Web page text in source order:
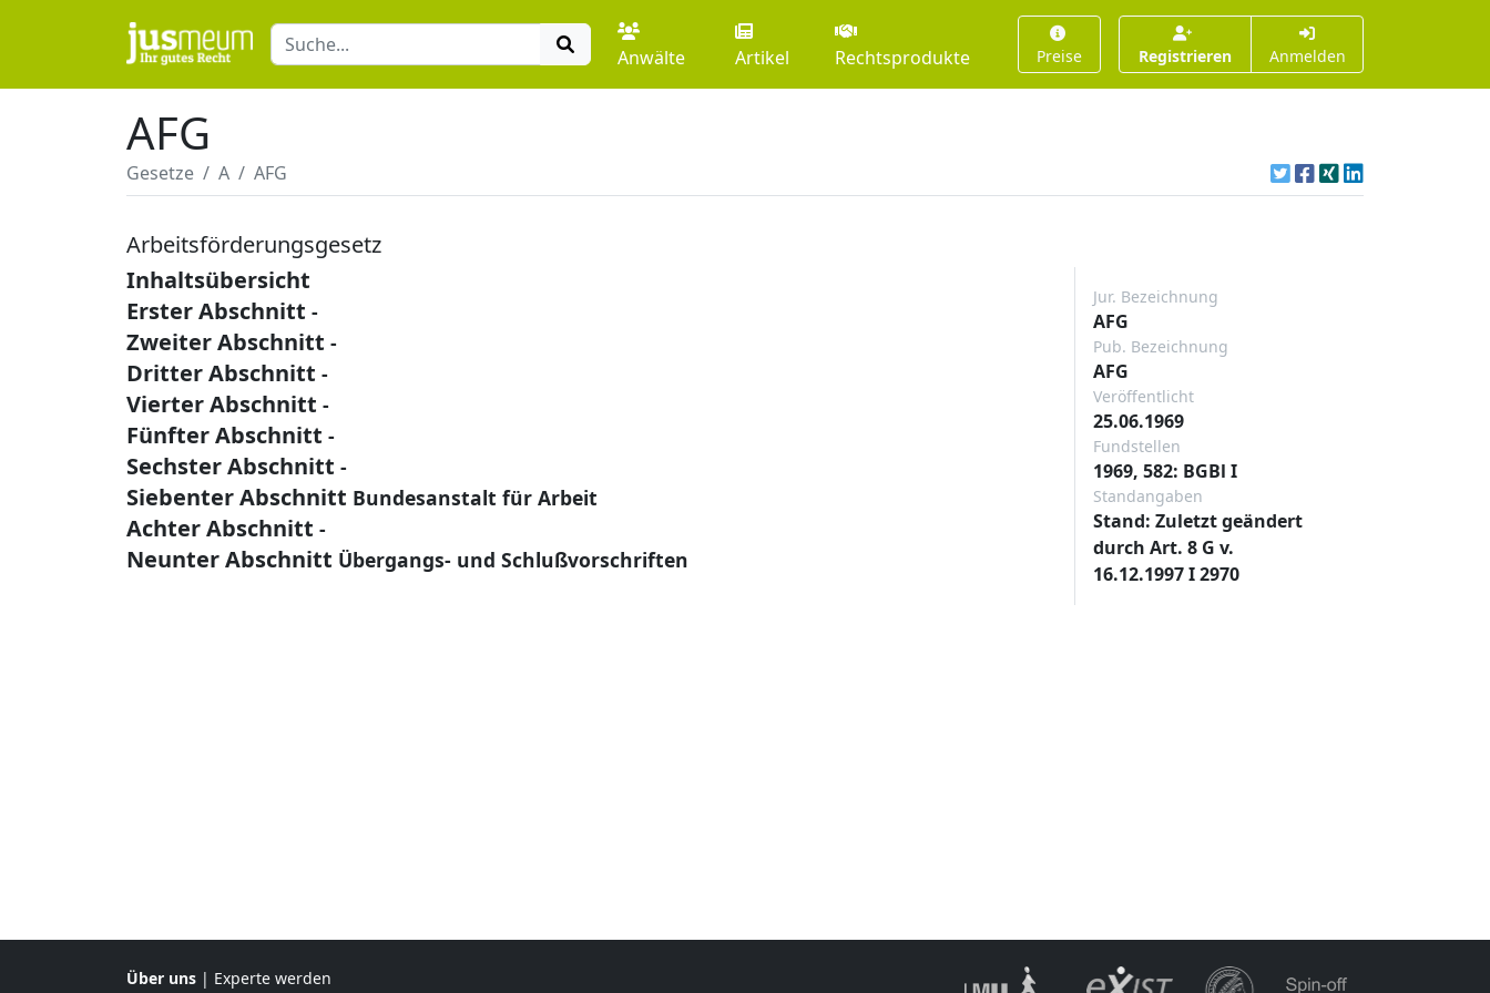
Anwälte Artikel Rechtsprodukte Preise Registrieren Anmelden
AFG
Gesetze A AFG
Arbeitsförderungsgesetz
Inhaltsübersicht
Erster Abschnitt -
Zweiter Abschnitt -
Dritter Abschnitt -
Vierter Abschnitt -
Fünfter Abschnitt -
Sechster Abschnitt -
Siebenter Abschnitt Bundesanstalt für Arbeit
Achter Abschnitt -
Neunter Abschnitt Übergangs- und Schlußvorschriften
Jur. Bezeichnung
AFG
Pub. Bezeichnung
AFG
Veröffentlicht
25.06.1969
Fundstellen
1969, 582: BGBl I
Standangaben
Stand: Zuletzt geändert
durch Art. 8 G v.
16.12.1997 I 2970
Über uns | Experte werden